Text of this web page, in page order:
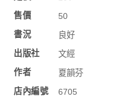
售價
50
書況
良好
出版社
文經
作者
夏韻芬
店內編號
6705